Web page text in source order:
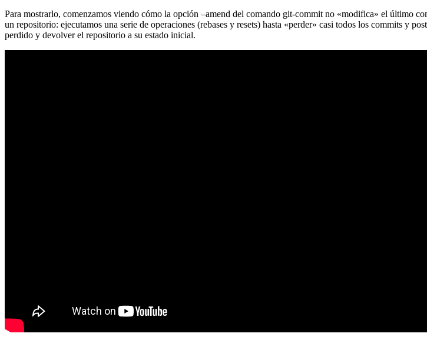
Para mostrarlo, comenzamos viendo cómo la opción –amend del comando git-commit no «modifica» el último
un repositorio: ejecutamos una serie de operaciones (rebases y resets) hasta «perder» casi todos los commits y
perdido y devolver el repositorio a su estado inicial.